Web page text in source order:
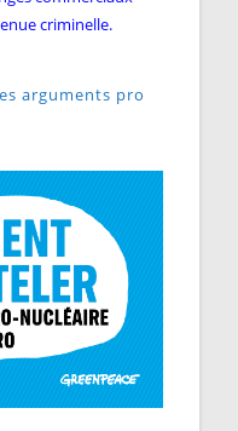
criminelle.
arguments pro